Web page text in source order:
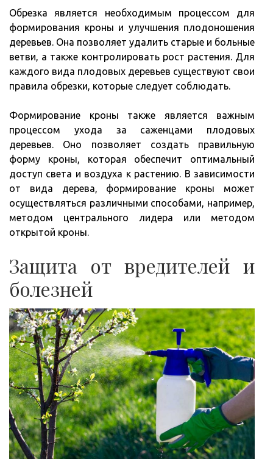
Обрезка является необходимым процессом для
формирования кроны и улучшения плодоношения
деревьев. Она позволяет удалить старые и больные
ветви, а также контролировать рост растения. Для
каждого вида плодовых деревьев существуют свои
правила обрезки, которые следует соблюдать.
Формирование кроны также является важным
процессом ухода за саженцами плодовых
деревьев. Оно позволяет создать правильную
форму кроны, которая обеспечит оптимальный
доступ света и воздуха к растению. В зависимости
от вида дерева, формирование кроны может
осуществляться различными способами, например,
методом центрального лидера или методом
открытой кроны.
Защита от вредителей и
болезней